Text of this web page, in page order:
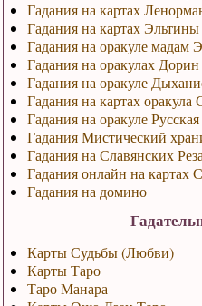
Гадания на картах
Гадания на картах Эльтины
Гадания на оракуле мадам
Гадания на оракулах
Гадания на оракуле
Гадания на картах оракула
Гадания на оракуле
Гадания Мистический
Гадания на Славянских
Гадания онлайн на картах
Гадания на домино
Карты Судьбы (Любви)
Карты Таро
Таро Манара